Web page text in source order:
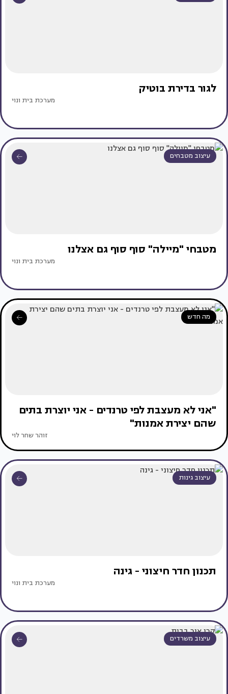
לגור בדירת בוטיק
מערכת בית ונוי
עיצוב מטבחים
מטבחי "מיילה" סוף סוף גם אצלנו
מערכת בית ונוי
מה חדש
"אני לא מעצבת לפי טרנדים - אני יוצרת בתים
שהם יצירת אמנות"
זוהר שחר לוי
עיצוב גינות
תכנון חדר חיצוני - גינה
מערכת בית ונוי
עיצוב משרדים